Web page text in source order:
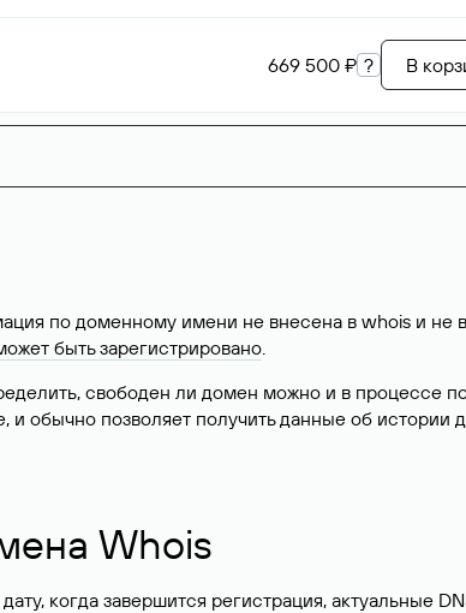
669 500 ₽ ? В
по доменному имени не внесена в whois и не
быть зарегистрировано.
свободен ли домен можно и в процессе
обычно позволяет получить данные об истории
Whois
когда завершится регистрация, актуальные